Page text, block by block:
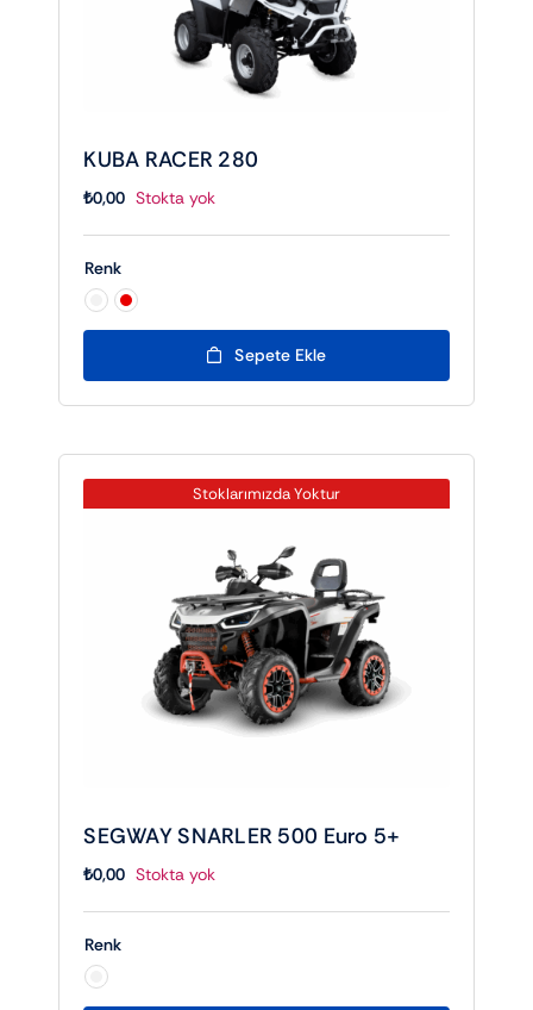
KUBA RACER 280
₺0,00 Stokta yok
Renk
Sepete Ekle
Stoklarımızda Yoktur
SEGWAY SNARLER 500 Euro 5+
₺0,00 Stokta yok
Renk